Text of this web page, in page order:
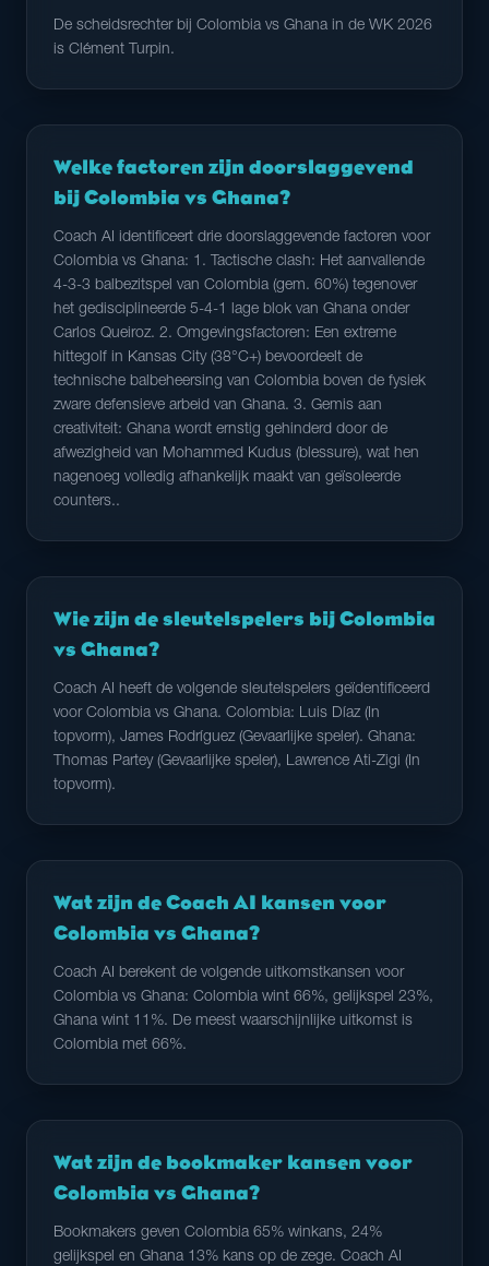
De scheidsrechter bij Colombia vs Ghana in de WK 2026
is Clément Turpin.
Welke factoren zijn doorslaggevend
bij Colombia vs Ghana?
Coach AI identificeert drie doorslaggevende factoren voor
Colombia vs Ghana: 1. Tactische clash: Het aanvallende
4-3-3 balbezitspel van Colombia (gem. 60%) tegenover
het gedisciplineerde 5-4-1 lage blok van Ghana onder
Carlos Queiroz. 2. Omgevingsfactoren: Een extreme
hittegolf in Kansas City (38°C+) bevoordeelt de
technische balbeheersing van Colombia boven de fysiek
zware defensieve arbeid van Ghana. 3. Gemis aan
creativiteit: Ghana wordt ernstig gehinderd door de
afwezigheid van Mohammed Kudus (blessure), wat hen
nagenoeg volledig afhankelijk maakt van geïsoleerde
counters..
Wie zijn de sleutelspelers bij Colombia
vs Ghana?
Coach AI heeft de volgende sleutelspelers geïdentificeerd
voor Colombia vs Ghana. Colombia: Luis Díaz (In
topvorm), James Rodríguez (Gevaarlijke speler). Ghana:
Thomas Partey (Gevaarlijke speler), Lawrence Ati-Zigi (In
topvorm).
Wat zijn de Coach AI kansen voor
Colombia vs Ghana?
Coach AI berekent de volgende uitkomstkansen voor
Colombia vs Ghana: Colombia wint 66%, gelijkspel 23%,
Ghana wint 11%. De meest waarschijnlijke uitkomst is
Colombia met 66%.
Wat zijn de bookmaker kansen voor
Colombia vs Ghana?
Bookmakers geven Colombia 65% winkans, 24%
gelijkspel en Ghana 13% kans op de zege. Coach AI